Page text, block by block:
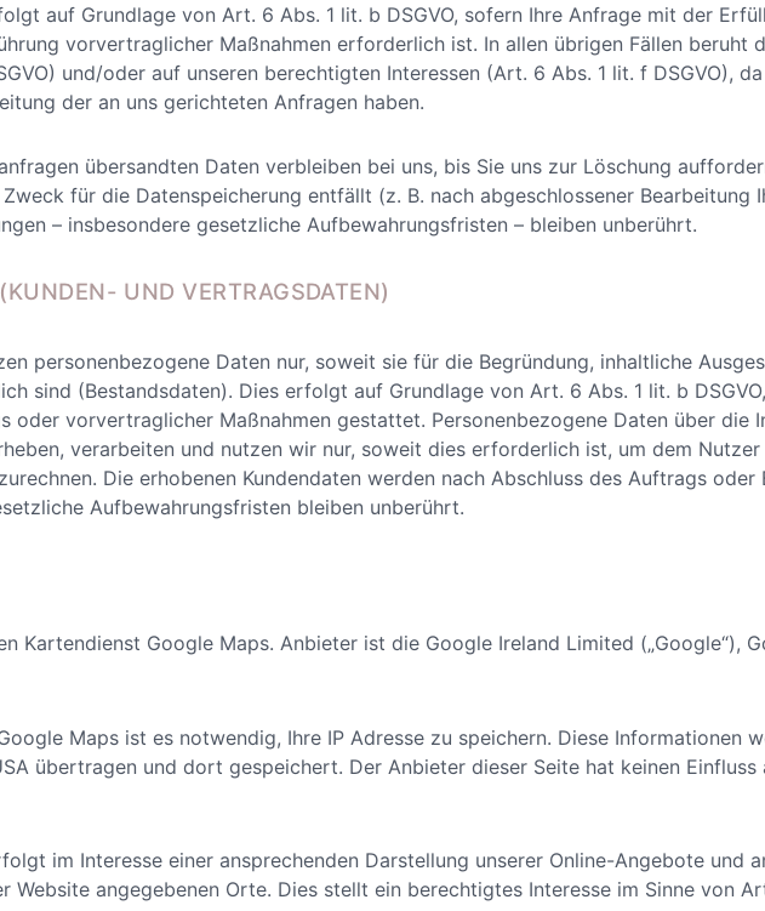
auf Grundlage von Art. 6 Abs. 1 lit. b DSGVO, sofern Ihre Anfrage mit der
vorvertraglicher Maßnahmen erforderlich ist. In allen übrigen Fällen beruht
und/oder auf unseren berechtigten Interessen (Art. 6 Abs. 1 lit. f DSGVO),
der an uns gerichteten Anfragen haben.
übersandten Daten verbleiben bei uns, bis Sie uns zur Löschung
für die Datenspeicherung entfällt (z. B. nach abgeschlossener Bearbeitung
– insbesondere gesetzliche Aufbewahrungsfristen – bleiben unberührt.
UND VERTRAGSDATEN)
personenbezogene Daten nur, soweit sie für die Begründung, inhaltliche
sind (Bestandsdaten). Dies erfolgt auf Grundlage von Art. 6 Abs. 1 lit. b
oder vorvertraglicher Maßnahmen gestattet. Personenbezogene Daten über die
verarbeiten und nutzen wir nur, soweit dies erforderlich ist, um dem Nutzer
Die erhobenen Kundendaten werden nach Abschluss des Auftrags oder
Aufbewahrungsfristen bleiben unberührt.
Kartendienst Google Maps. Anbieter ist die Google Ireland Limited („Google“),
Maps ist es notwendig, Ihre IP Adresse zu speichern. Diese Informationen
übertragen und dort gespeichert. Der Anbieter dieser Seite hat keinen Einfluss
im Interesse einer ansprechenden Darstellung unserer Online-Angebote und
angegebenen Orte. Dies stellt ein berechtigtes Interesse im Sinne von